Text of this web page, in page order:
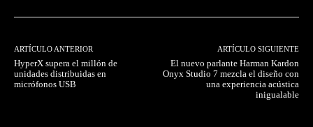
ARTÍCULO ANTERIOR
HyperX supera el millón de
unidades distribuidas en
micrófonos USB
ARTÍCULO SIGUIENTE
El nuevo parlante Harman Kardon
Onyx Studio 7 mezcla el diseño con
una experiencia acústica
inigualable